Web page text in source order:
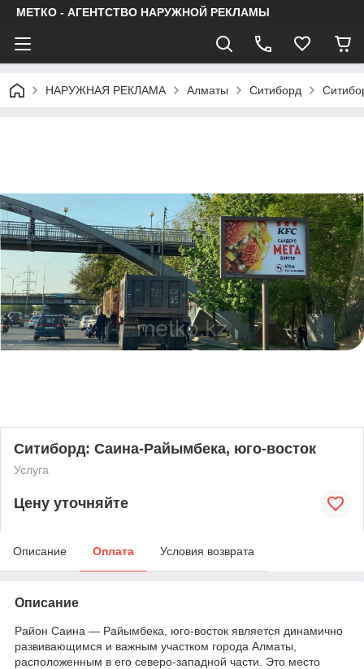
МЕТКО - АГЕНТСТВО НАРУЖНОЙ РЕКЛАМЫ
НАРУЖНАЯ РЕКЛАМА Алматы Ситиборд
Ситиборд: Саина-Райымбека, юго-восток
Услуга
Цену уточняйте
Описание Оплата Условия возврата
Описание
Район Саина — Райымбека, юго-восток является динамично
развивающимся и важным участком города Алматы,
расположенным в его северо-западной части. Это место